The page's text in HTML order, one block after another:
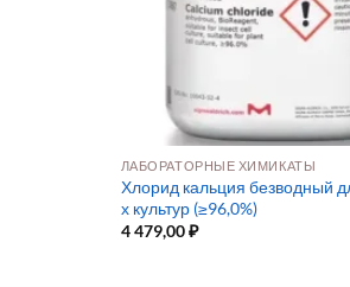
ЛАБОРАТОРНЫЕ ХИМИКАТЫ
Хлорид кальция безводный
х культур (≥96,0%)
4 479,00₽